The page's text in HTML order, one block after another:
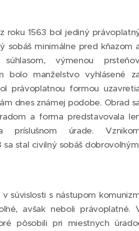
roku 1563 bol jediný
sobáš minimálne pred kňazom
výmenou
bolo manželstvo vyhlásené
právoplatnou formou
dnes známej podobe. Obrad
a forma predstavovala
úrade.
sa stal civilný sobáš
v súvislosti s nástupom
avšak neboli
pôsobili pri miestnych